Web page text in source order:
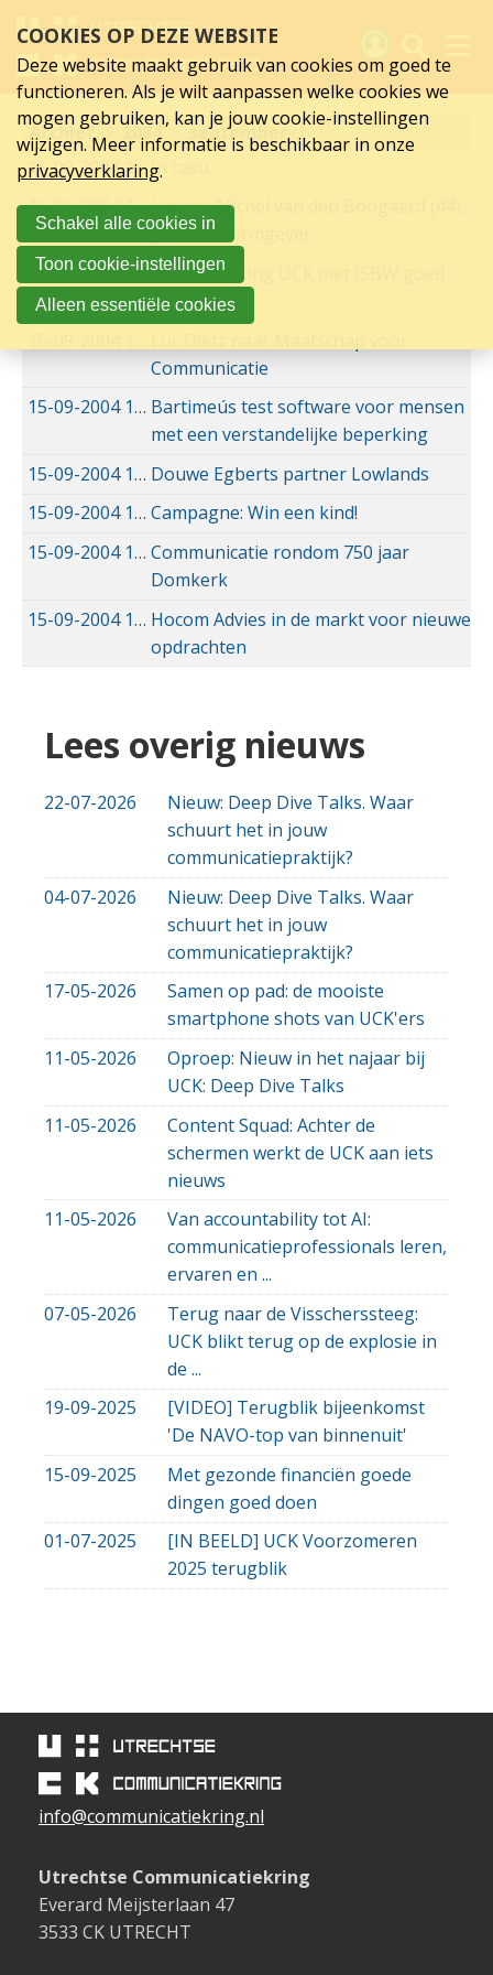
september
2004
links
over
Spring
hoofd
inhoud
Spring
naar
hoofdnavigatie
Archief 2004
september
15-09-200415-09-2004 00:00
In casu
15-09-200415-09-2004 00:00
U-erbij: Michel van den Boogaard (44),
grafisch vormgever
15-09-200415-09-2004 00:00
Samenwerking UCK met ISBW goed
voor leden
Communicatie
15-09-200415-09-2004 00:00
Bartimeús test software voor mensen
met een verstandelijke beperking
15-09-200415-09-2004 00:00
Douwe Egberts partner Lowlands
15-09-200415-09-2004 00:00
Campagne: Win een kind!
15-09-200415-09-2004 00:00
Communicatie rondom 750 jaar
Domkerk
15-09-200415-09-2004 00:00
Hocom Advies in de markt voor nieuwe
opdrachten
Lees overig nieuws
22-07-2026
Nieuw: Deep Dive Talks. Waar
schuurt het in jouw
communicatiepraktijk?
04-07-2026
Nieuw: Deep Dive Talks. Waar
schuurt het in jouw
communicatiepraktijk?
17-05-2026
Samen op pad: de mooiste
smartphone shots van UCK'ers
11-05-2026
Oproep: Nieuw in het najaar bij
UCK: Deep Dive Talks
11-05-2026
Content Squad: Achter de
schermen werkt de UCK aan iets
nieuws
11-05-2026
Van accountability tot AI:
communicatieprofessionals leren,
ervaren en ...
07-05-2026
Terug naar de Visscherssteeg:
UCK blikt terug op de explosie in
de ...
19-09-2025
[VIDEO] Terugblik bijeenkomst
'De NAVO-top van binnenuit'
15-09-2025
Met gezonde financiën goede
dingen goed doen
01-07-2025
[IN BEELD] UCK Voorzomeren
2025 terugblik
info@communicatiekring.nl
Utrechtse Communicatiekring
Everard Meijsterlaan 47
3533 CK UTRECHT
Activiteiten
Nieuws
Verslagen
Sluit je aan
Over UCK
COOKIES OP DEZE WEBSITE
Deze website maakt gebruik van cookies om goed te
functioneren. Als je wilt aanpassen welke cookies we
mogen gebruiken, kan je jouw cookie-instellingen
wijzigen. Meer informatie is beschikbaar in onze
privacyverklaring.
Schakel alle cookies in
Toon cookie-instellingen
Alleen essentiële cookies